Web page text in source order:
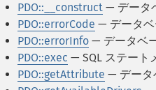
PDO::__construct — データ
PDO::errorCode — データベ
PDO::errorInfo — データベ
PDO::exec — SQL ステート
PDO::getAttribute — データ